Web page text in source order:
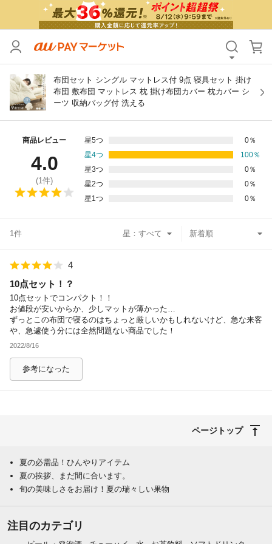
布団セット シングル マットレス付 9点 寝具セット 掛け
布団 敷布団 マットレス 枕 掛け布団カバー 枕カバー シ
ーツ 収納バッグ付 洗える
商品レビュー
4.0
(1件)
星5つ 0％
星4つ
100％
星3つ
0％
星2つ
0％
星1つ
0％
1件 星：
4
10点セット！？
10点セットでコンパクト！！
お値段が安いからか、少しマットが薄かった…
ずっとこの布団で寝るのはちょっと厳しいかもしれないけど、急な来客
や、急遽使う分には全然問題ない商品でした！
2022/8/16
参考になった
ページトップ
夏の必需品！ひんやりアイテム
夏の挨拶、まだ間に合います。
旬の美味しさをお届け！夏の瑞々しい果物
注目のカテゴリ
カテゴリ すべて
価格 すべて
支払い方法
その他の条件
送料無料
Pontaパス特典対象すべて
除外ワード